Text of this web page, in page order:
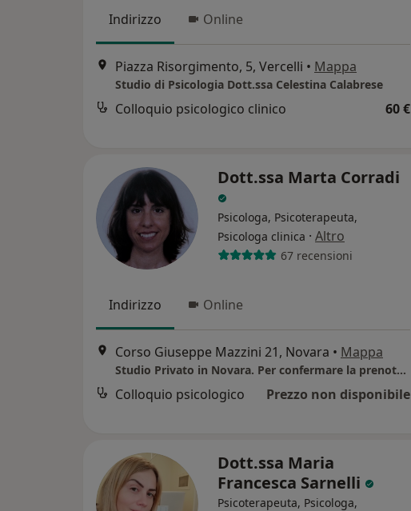
Indirizzo Online
Piazza Risorgimento, 5, Vercelli • Mappa
Studio di Psicologia Dott.ssa Celestina Calabrese
Colloquio psicologico clinico 60 €
Dott.ssa Marta Corradi
Psicologa, Psicoterapeuta,
Psicologa clinica · Altro
67 recensioni
Indirizzo Online
Corso Giuseppe Mazzini 21, Novara • Mappa
Studio Privato in Novara. Per confermare la prenotazione necessario breve contatto telefonico verbale preliminare al colloquio tel. 3495301796
Colloquio psicologico Prezzo non disponibile
Dott.ssa Maria
Francesca Sarnelli
Psicoterapeuta, Psicologa,